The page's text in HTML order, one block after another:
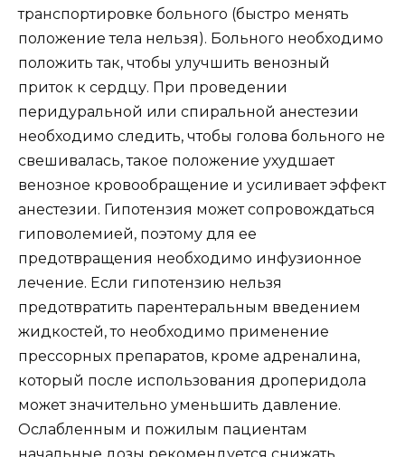
транспортировке больного (быстро менять
положение тела нельзя). Больного необходимо
положить так, чтобы улучшить венозный
приток к сердцу. При проведении
перидуральной или спиральной анестезии
необходимо следить, чтобы голова больного не
свешивалась, такое положение ухудшает
венозное кровообращение и усиливает эффект
анестезии. Гипотензия может сопровождаться
гиповолемией, поэтому для ее
предотвращения необходимо инфузионное
лечение. Если гипотензию нельзя
предотвратить парентеральным введением
жидкостей, то необходимо применение
прессорных препаратов, кроме адреналина,
который после использования дроперидола
может значительно уменьшить давление.
Ослабленным и пожилым пациентам